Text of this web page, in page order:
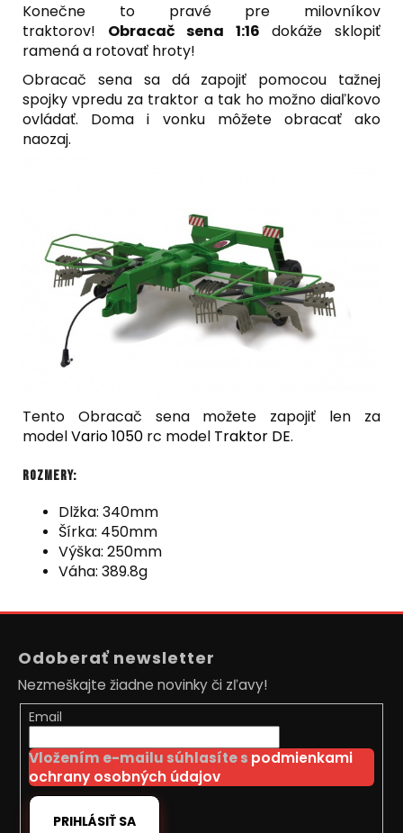
Konečne to pravé pre milovníkov
traktorov! Obracač sena 1:16 dokáže sklopiť
ramená a rotovať hroty!
Obracač sena sa dá zapojiť pomocou tažnej
spojky vpredu za traktor a tak ho možno diaľkovo
ovládať. Doma i vonku môžete obracať ako
naozaj.
Tento Obracač sena možete zapojiť len za
modelVario 1050 rc model Traktor DE.
Rozmery:
Dlžka: 340mm
Šírka: 450mm
Výška: 250mm
Váha: 389.8g
Odoberať newsletter
Nezmeškajte žiadne novinky či zľavy!
Email
Vložením e-mailu súhlasíte s podmienkami
ochrany osobných údajov
PRIHLÁSIŤ SA